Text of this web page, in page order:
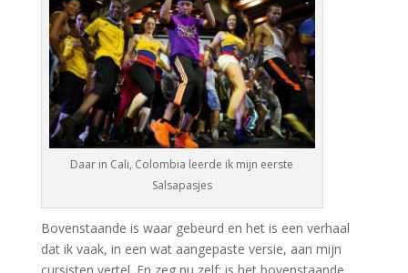
Daar in Cali, Colombia leerde ik mijn eerste
Salsapasjes
Bovenstaande is waar gebeurd en het is een verhaal
dat ik vaak, in een wat aangepaste versie, aan mijn
cursisten vertel. En zeg nu zelf: is het bovenstaande